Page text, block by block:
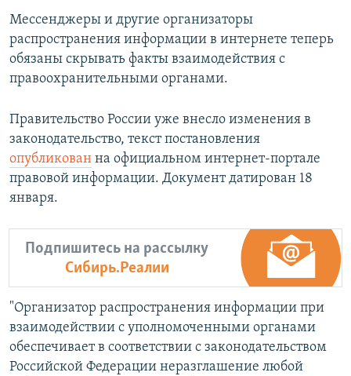
Все сайты РСЕ/РС
Мессенджеры и другие организаторы
распространения информации в интернете теперь
обязаны скрывать факты взаимодействия с
правоохранительными органами.
Правительство России уже внесло изменения в
законодательство, текст постановления
опубликован на официальном интернет-портале
правовой информации. Документ датирован 18
января.
Подпишитесь на рассылку
Сибирь.Реалии
"Организатор распространения информации при
взаимодействии с уполномоченными органами
обеспечивает в соответствии с законодательством
Российской Федерации неразглашение любой